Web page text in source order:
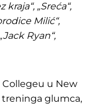
kraja“, „Sreća“,
Milić“,
Ryan“,
u New
glumca,